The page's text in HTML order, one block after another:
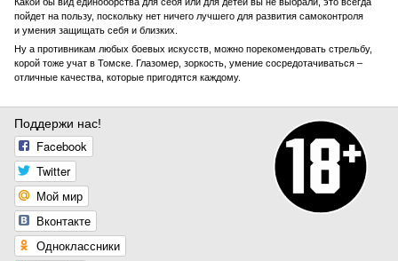
пойдет на пользу, поскольку нет ничего лучшего для развития самоконтроля
и умения защищать себя и близких.
Ну а противникам любых боевых искусств, можно порекомендовать стрельбу,
корой тоже учат в Томске. Глазомер, зоркость, умение сосредотачиваться –
отличные качества, которые пригодятся каждому.
Поддержи нас!
Facebook
Twitter
Мой мир
Вконтакте
Одноклассники